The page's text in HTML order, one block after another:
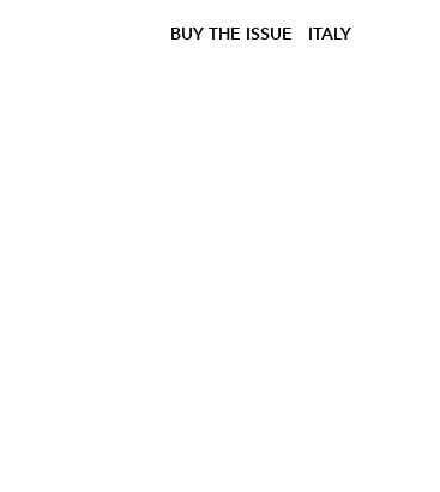
BUY THE ISSUE ITALY